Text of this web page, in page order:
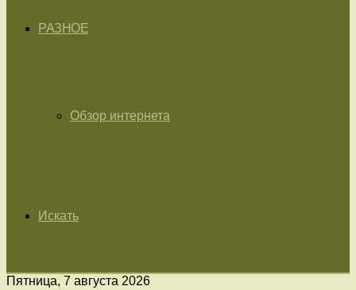
РАЗНОЕ
Обзор интернета
Искать
Пятница, 7 августа 2026